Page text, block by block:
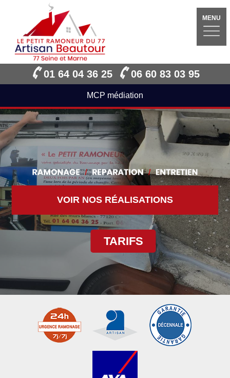
MENU
01 64 04 36 25 06 60 83 03 95
MCP médiation
VOIR NOS RÉALISATIONS
TARIFS